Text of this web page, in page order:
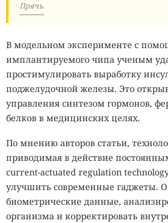
Прячь.
В модельном эксперименте с
имплантируемого чипа ученым
простимулировать выработку
поджелудочной железы. Это
управления синтезом гормонов,
белков в медицинских целях.
По мнению авторов статьи,
приводимая в действие
current-actuated regulation
улучшить современные гаджеты.
биометрические данные,
организма и корректировать